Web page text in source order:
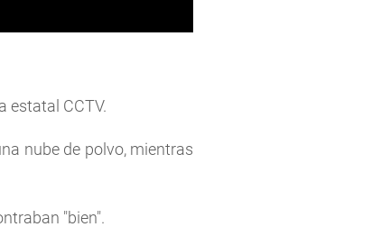
estatal CCTV.
nube de polvo, mientras
"bien".